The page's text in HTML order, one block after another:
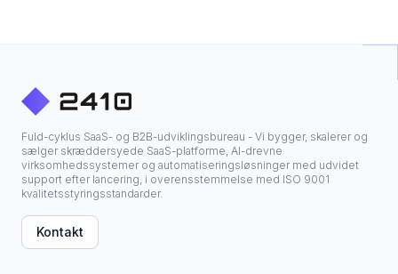
Fuld-cyklus SaaS- og B2B-udviklingsbureau - Vi bygger, skalerer og
sælger skræddersyede SaaS-platforme, AI-drevne
virksomhedssystemer og automatiseringsløsninger med udvidet
support efter lancering, i overensstemmelse med ISO 9001
kvalitetsstyringsstandarder.
Kontakt